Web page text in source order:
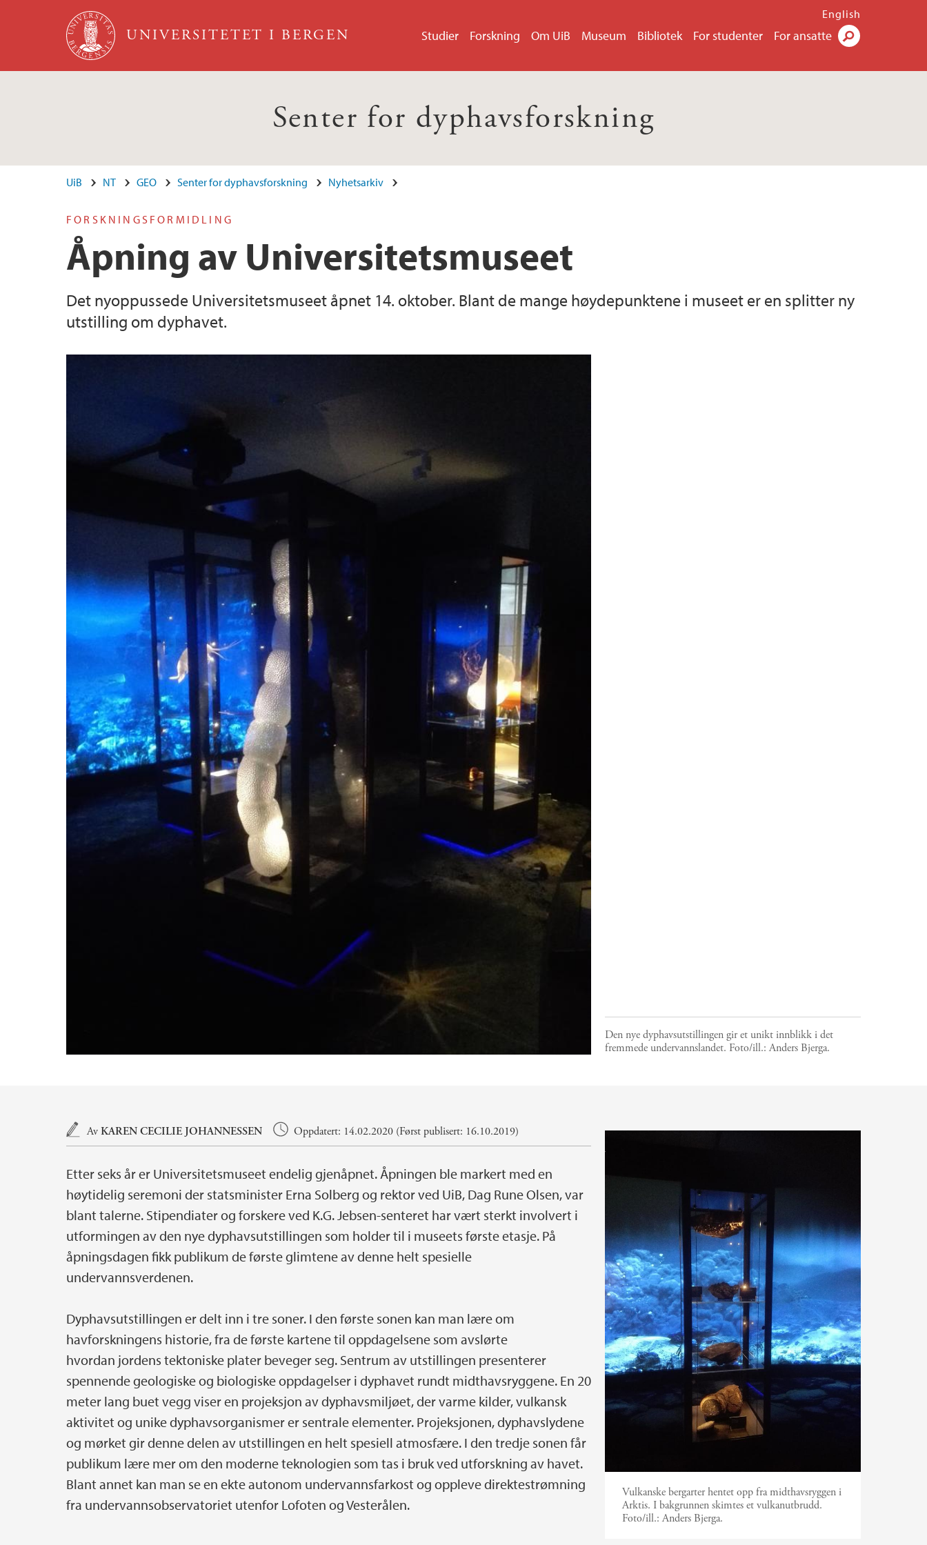
Hopp til hovedinnhold
UNIVERSITETET I BERGEN Studier Forskning Om UiB Museum Bibliotek For studenter For ansatte
English
Senter for dyphavsforskning
UiB NT GEO Senter for dyphavsforskning Nyhetsarkiv
FORSKNINGSFORMIDLING
Åpning av Universitetsmuseet
Det nyoppussede Universitetsmuseet åpnet 14. oktober. Blant de mange høydepunktene i museet er en splitter ny
utstilling om dyphavet.
Den nye dyphavsutstillingen gir et unikt innblikk i det
fremmede undervannslandet. Foto/ill.:Anders Bjerga.
Hovedinnhold
AvKAREN CECILIE JOHANNESSEN Oppdatert: 14.02.2020 (Først publisert: 16.10.2019)
Etter seks år er Universitetsmuseet endelig gjenåpnet. Åpningen ble markert med en
høytidelig seremoni der statsminister Erna Solberg og rektor ved UiB, Dag Rune Olsen, var
blant talerne. Stipendiater og forskere ved K.G. Jebsen-senteret har vært sterkt involvert i
utformingen av den nye dyphavsutstillingen som holder til i museets første etasje. På
åpningsdagen fikk publikum de første glimtene av denne helt spesielle
undervannsverdenen.
Dyphavsutstillingen er delt inn i tre soner. I den første sonen kan man lære om
havforskningens historie, fra de første kartene til oppdagelsene som avslørte
hvordan jordens tektoniske plater beveger seg. Sentrum av utstillingen presenterer
spennende geologiske og biologiske oppdagelser i dyphavet rundt midthavsryggene. En 20
meter lang buet vegg viser en projeksjon av dyphavsmiljøet, der varme kilder, vulkansk
aktivitet og unike dyphavsorganismer er sentrale elementer. Projeksjonen, dyphavslydene
og mørket gir denne delen av utstillingen en helt spesiell atmosfære. I den tredje sonen får
publikum lære mer om den moderne teknologien som tas i bruk ved utforskning av havet.
Blant annet kan man se en ekte autonom undervannsfarkost og oppleve direktestrømning
fra undervannsobservatoriet utenfor Lofoten og Vesterålen.
Vulkanske bergarter hentet opp fra midthavsryggen i
Arktis. I bakgrunnen skimtes et vulkanutbrudd.
Foto/ill.:Anders Bjerga.